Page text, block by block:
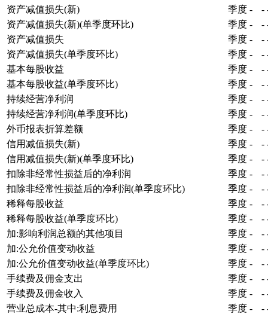
资产减值损失(新)
季度 - -
资产减值损失(新)(单季度环比)
季度 - -
资产减值损失
季度 - -
资产减值损失(单季度环比)
季度 - -
基本每股收益
季度 - -
基本每股收益(单季度环比)
季度 - -
持续经营净利润
季度 - -
持续经营净利润(单季度环比)
季度 - -
外币报表折算差额
季度 - -
信用减值损失(新)
季度 - -
信用减值损失(新)(单季度环比)
季度 - -
扣除非经常性损益后的净利润
季度 - -
扣除非经常性损益后的净利润(单季度环比)
季度 - -
稀释每股收益
季度 - -
稀释每股收益(单季度环比)
季度 - -
加:影响利润总额的其他项目
季度 - -
加:公允价值变动收益
季度 - -
加:公允价值变动收益(单季度环比)
季度 - -
手续费及佣金支出
季度 - -
手续费及佣金收入
季度 - -
营业总成本-其中:利息费用
季度 - -